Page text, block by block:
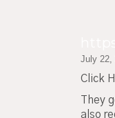
July 22,
Click
They
also